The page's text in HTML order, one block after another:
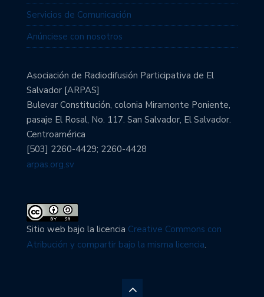
Servicios de Comunicación
Anúnciese con nosotros
Asociación de Radiodifusión Participativa de El
Salvador [ARPAS]
Bulevar Constitución, colonia Miramonte Poniente,
pasaje El Rosal, No. 117. San Salvador, El Salvador.
Centroamérica
[503] 2260-4429; 2260-4428
arpas.org.sv
Sitio web bajo la licencia Creative Commons con
Atribución y compartir bajo la misma licencia.